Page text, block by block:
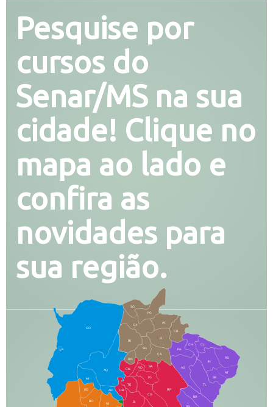
Pesquise por
cursos do
Senar/MS na sua
cidade! Clique no
mapa ao lado e
confira as
novidades para
sua região.
CO
AQ
MI
AN
CX
RI
AL
CR
FI
SG
BA
CA
PA
CH CL
PB
SE
TL
AG
BR
RP
RO
JG
CG
SI
BD
BO
NI
DB
TE
IN
RN
CN
AT
PG
SO
LA